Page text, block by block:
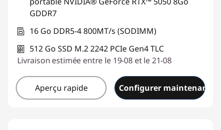
GDDR7
16 Go DDR5-4 800MT/s (SODIMM)
512 Go SSD M.2 2242 PCIe Gen4 TLC
Livraison estimée entre le 19-08 et le 21-08
Aperçu rapide Configurer maintenant